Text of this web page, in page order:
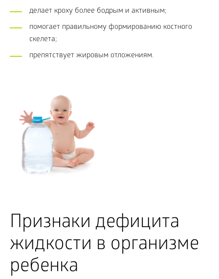
делает кроху более бодрым и активным;
помогает правильному формированию костного
скелета;
препятствует жировым отложениям.
Признаки дефицита
жидкости в организме
ребенка